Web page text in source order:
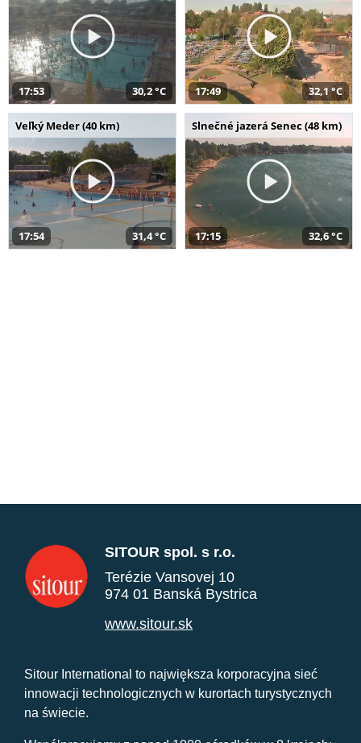
17:53 30,2 °C 17:49 32,1 °C
Veľký Meder (40 km)
17:54 31,4 °C
Slnečné jazerá Senec (48 km)
17:15 32,6 °C
SITOUR spol. s r.o.
Terézie Vansovej 10
974 01 Banská Bystrica
www.sitour.sk
Sitour International to największa korporacyjna sieć
innowacji technologicznych w kurortach turystycznych
na świecie.